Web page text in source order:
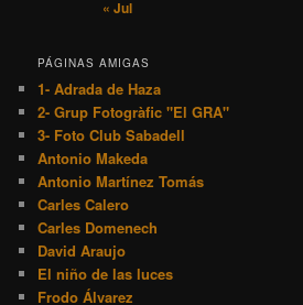
« Jul
PÁGINAS AMIGAS
1- Adrada de Haza
2- Grup Fotogràfic "El GRA"
3- Foto Club Sabadell
Antonio Makeda
Antonio Martínez Tomás
Carles Calero
Carles Domenech
David Araujo
El niño de las luces
Frodo Álvarez